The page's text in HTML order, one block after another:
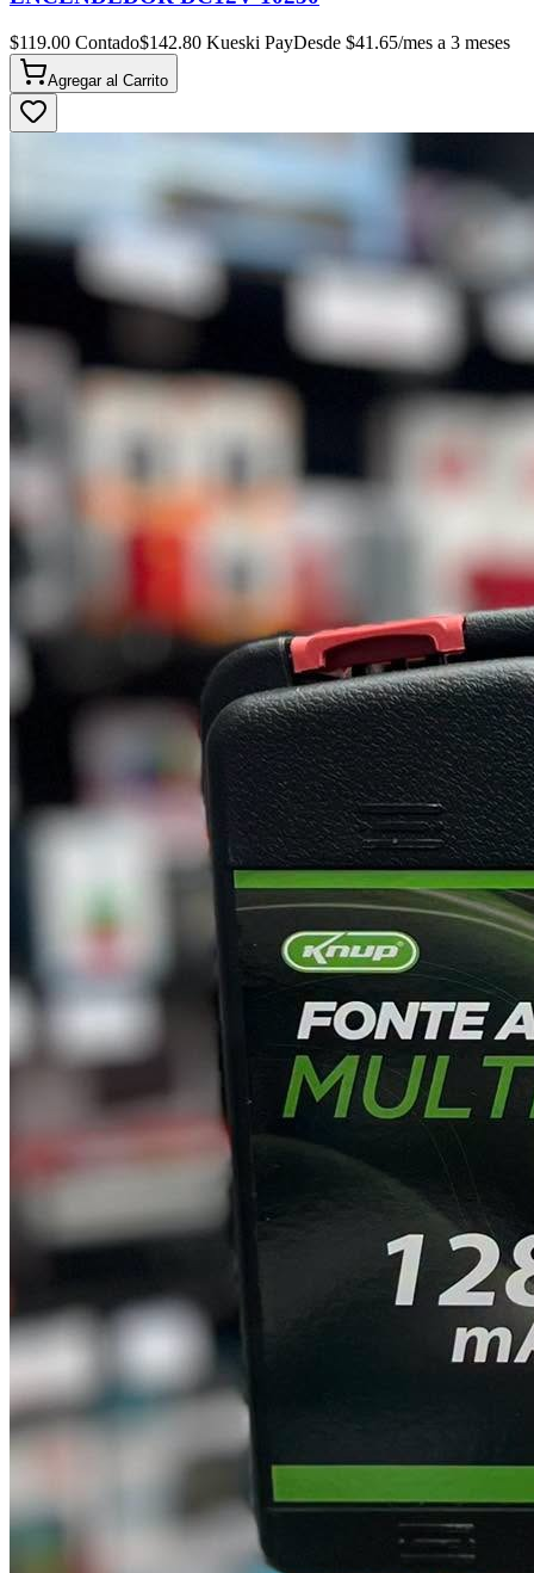
$119.00 Contado$142.80 Kueski PayDesde $41.65/mes a 3 meses
Agregar al Carrito